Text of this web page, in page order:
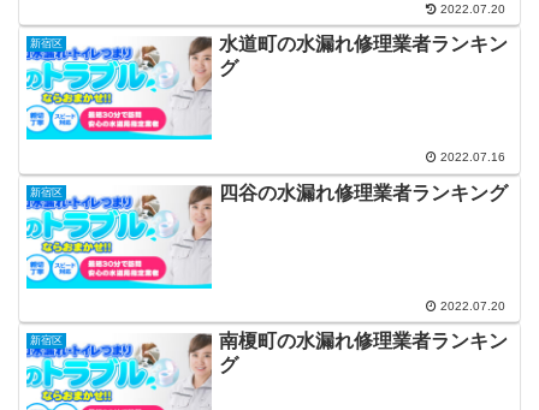
2022.07.20
新宿区
水道町の水漏れ修理業者ランキン
グ
2022.07.16
新宿区 四谷の水漏れ修理業者ランキング
2022.07.20
新宿区
南榎町の水漏れ修理業者ランキン
グ